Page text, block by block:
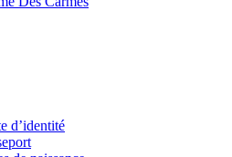
d’identité